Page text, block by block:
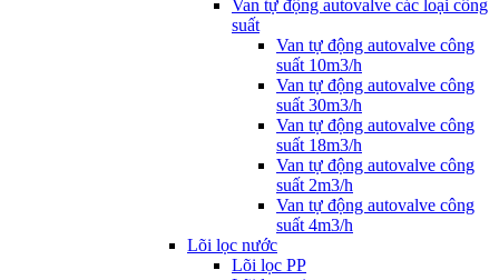
Van tự động autovalve các loại công
suất
Van tự động autovalve công
suất 10m3/h
Van tự động autovalve công
suất 30m3/h
Van tự động autovalve công
suất 18m3/h
Van tự động autovalve công
suất 2m3/h
Van tự động autovalve công
suất 4m3/h
Lõi lọc nước
Lõi lọc PP